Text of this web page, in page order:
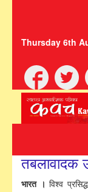
Thursday 6th
तबलावादक
भारत । विश्व